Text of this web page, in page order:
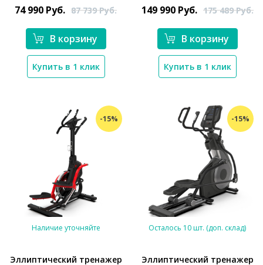
74 990 Руб. 87 739Руб.
В корзину
Купить в 1 клик
149 990 Руб. 175 489Руб.
В корзину
Купить в 1 клик
-15%
Наличие уточняйте
Эллиптический тренажер
-15%
Осталось 10 шт. (доп. склад)
Эллиптический тренажер